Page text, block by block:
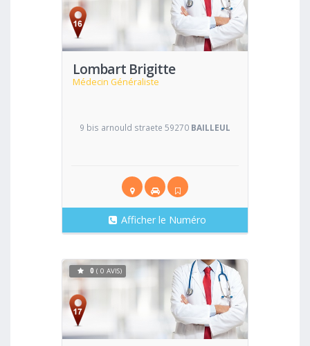
Lombart Brigitte
Médecin Généraliste
Voir
9 bis arnould straete 59270 BAILLEUL
Afficher le Numéro
Voir
0 ( 0 AVIS)